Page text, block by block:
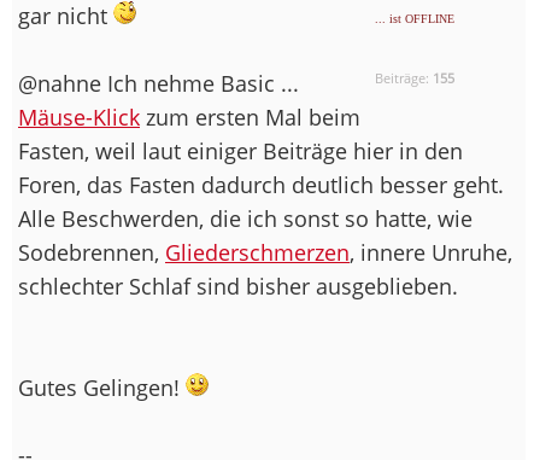
... ist OFFLINE
Beiträge: 155
gar nicht
@nahne Ich nehme Basic ...
Mäuse-Klick zum ersten Mal beim
Fasten, weil laut einiger Beiträge hier in den
Foren, das Fasten dadurch deutlich besser geht.
Alle Beschwerden, die ich sonst so hatte, wie
Sodebrennen, Gliederschmerzen, innere Unruhe,
schlechter Schlaf sind bisher ausgeblieben.
Gutes Gelingen!